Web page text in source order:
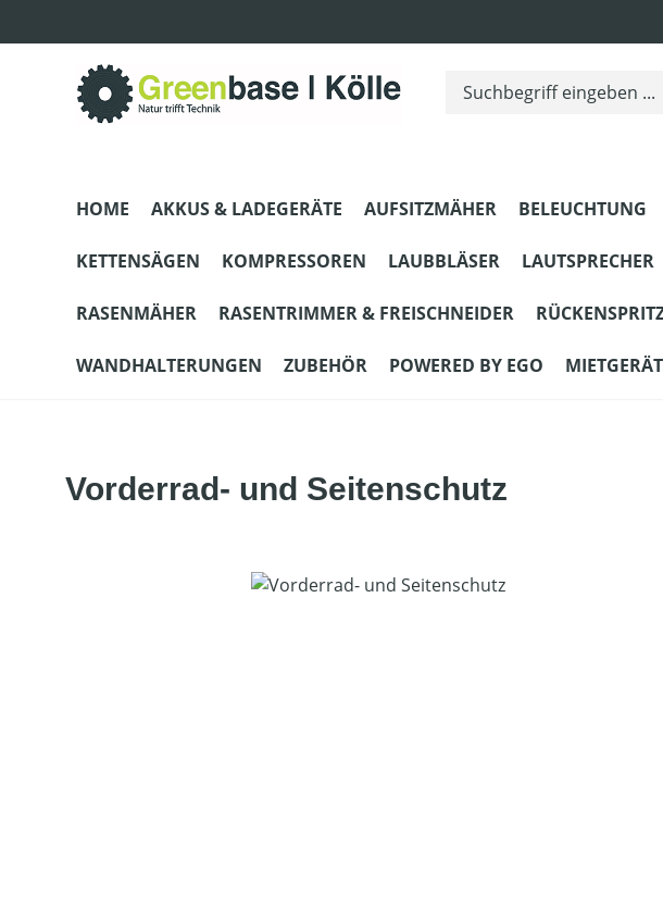
HOME AKKUS & LADEGERÄTE AUFSITZMÄHER BELEUCHTUNG
KETTENSÄGEN KOMPRESSOREN LAUBBLÄSER LAUTSPRECHER
RASENMÄHER RASENTRIMMER & FREISCHNEIDER
WANDHALTERUNGEN ZUBEHÖR POWERED BY EGO
Vorderrad- und Seitenschutz
Bildergalerie überspringen